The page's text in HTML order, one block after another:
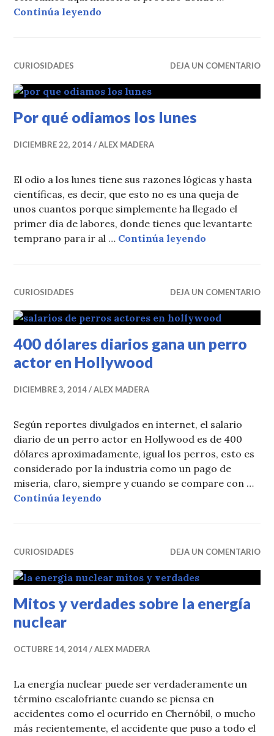
Continúa leyendo
CURIOSIDADES DEJA UN COMENTARIO
Por qué odiamos los lunes
DICIEMBRE 22, 2014 ALEX MADERA
El odio a los lunes tiene sus razones lógicas y hasta
científicas, es decir, que esto no es una queja de
unos cuantos porque simplemente ha llegado el
primer día de labores, donde tienes que levantarte
temprano para ir al … Continúa leyendo
CURIOSIDADES DEJA UN COMENTARIO
400 dólares diarios gana un perro
actor en Hollywood
DICIEMBRE 3, 2014 ALEX MADERA
Según reportes divulgados en internet, el salario
diario de un perro actor en Hollywood es de 400
dólares aproximadamente, igual los perros, esto es
considerado por la industria como un pago de
miseria, claro, siempre y cuando se compare con …
Continúa leyendo
CURIOSIDADES DEJA UN COMENTARIO
Mitos y verdades sobre la energía
nuclear
OCTUBRE 14, 2014 ALEX MADERA
La energía nuclear puede ser verdaderamente un
término escalofriante cuando se piensa en
accidentes como el ocurrido en Chernóbil, o mucho
más recientemente, el accidente que puso a todo el